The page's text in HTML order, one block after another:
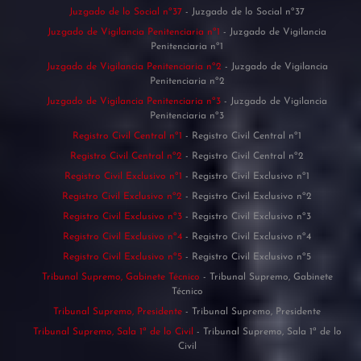
Juzgado de lo Social nº37 - Juzgado de lo Social nº37
Juzgado de Vigilancia Penitenciaria nº1 - Juzgado de Vigilancia
Penitenciaria nº1
Juzgado de Vigilancia Penitenciaria nº2 - Juzgado de Vigilancia
Penitenciaria nº2
Juzgado de Vigilancia Penitenciaria nº3 - Juzgado de Vigilancia
Penitenciaria nº3
Registro Civil Central nº1 - Registro Civil Central nº1
Registro Civil Central nº2 - Registro Civil Central nº2
Registro Civil Exclusivo nº1 - Registro Civil Exclusivo nº1
Registro Civil Exclusivo nº2 - Registro Civil Exclusivo nº2
Registro Civil Exclusivo nº3 - Registro Civil Exclusivo nº3
Registro Civil Exclusivo nº4 - Registro Civil Exclusivo nº4
Registro Civil Exclusivo nº5 - Registro Civil Exclusivo nº5
Tribunal Supremo, Gabinete Técnico - Tribunal Supremo, Gabinete
Técnico
Tribunal Supremo, Presidente - Tribunal Supremo, Presidente
Tribunal Supremo, Sala 1ª de lo Civil - Tribunal Supremo, Sala 1ª de lo
Civil